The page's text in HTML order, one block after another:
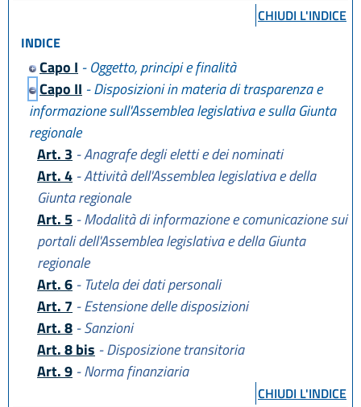
CHIUDI L'INDICE
INDICE
Capo I - Oggetto, principi e finalità
Capo II - Disposizioni in materia di trasparenza e
informazione sull'Assemblea legislativa e sulla Giunta
regionale
Art. 3 - Anagrafe degli eletti e dei nominati
Art. 4 - Attività dell'Assemblea legislativa e della
Giunta regionale
Art. 5 - Modalità di informazione e comunicazione sui
portali dell'Assemblea legislativa e della Giunta
regionale
Art. 6 - Tutela dei dati personali
Art. 7 - Estensione delle disposizioni
Art. 8 - Sanzioni
Art. 8 bis - Disposizione transitoria
Art. 9 - Norma finanziaria
CHIUDI L'INDICE